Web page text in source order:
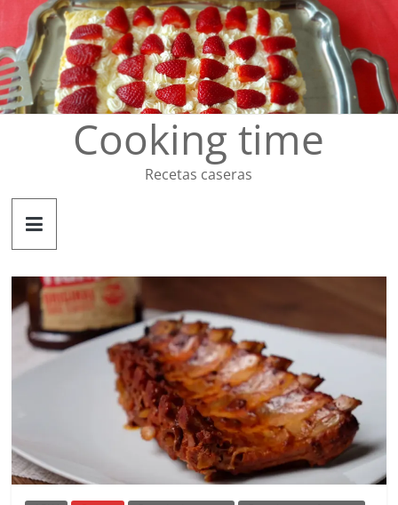
Saltar
contenido
Cooking time
Recetas caseras